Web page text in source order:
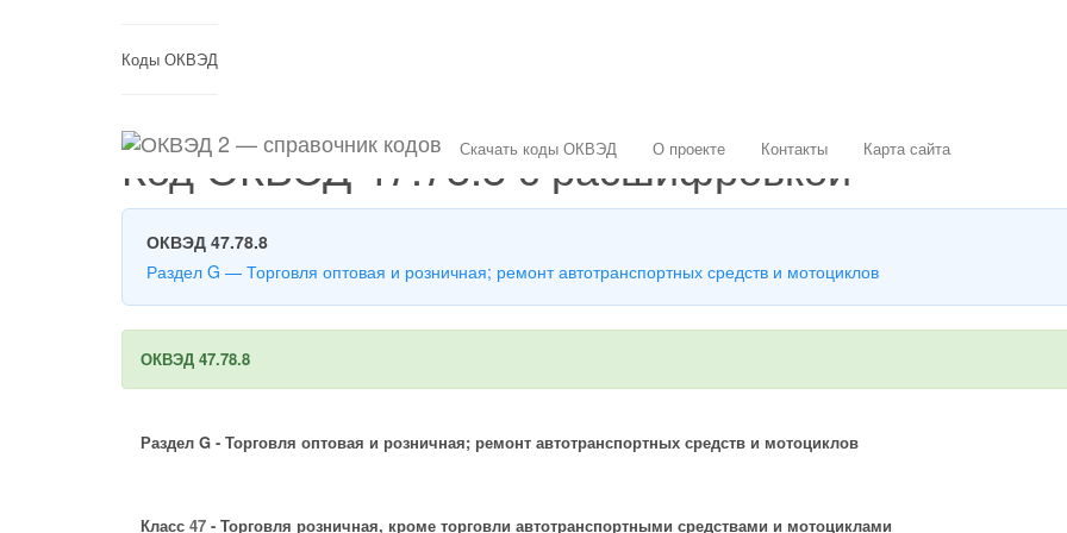
Коды ОКВЭД
Скачать коды ОКВЭД О проекте Контакты Карта сайта
Код ОКВЭД 47.78.8 с расшифровкой
ОКВЭД 47.78.8
Раздел G — Торговля оптовая и розничная; ремонт автотранспортных средств и мотоциклов
ОКВЭД 47.78.8
Раздел G - Торговля оптовая и розничная; ремонт автотранспортных средств и мотоциклов
Класс 47 - Торговля розничная, кроме торговли автотранспортными средствами и мотоциклами